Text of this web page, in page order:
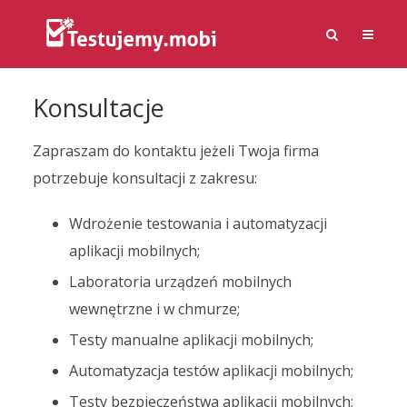
Konsultacje
Zapraszam do kontaktu jeżeli Twoja firma
potrzebuje konsultacji z zakresu:
Wdrożenie testowania i automatyzacji
aplikacji mobilnych;
Laboratoria urządzeń mobilnych
wewnętrzne i w chmurze;
Testy manualne aplikacji mobilnych;
Automatyzacja testów aplikacji mobilnych;
Testy bezpieczeństwa aplikacji mobilnych;